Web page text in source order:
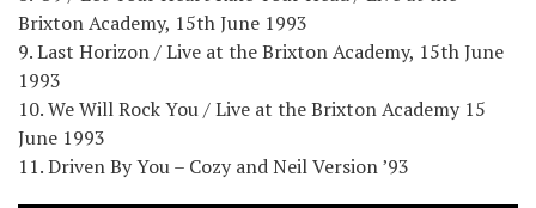
Brixton Academy, 15th June 1993
9. Last Horizon / Live at the Brixton Academy, 15th June
1993
10. We Will Rock You / Live at the Brixton Academy 15
June 1993
11. Driven By You – Cozy and Neil Version ’93